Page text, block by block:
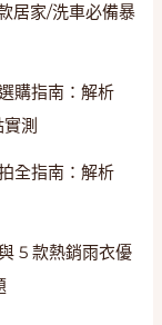
居家/洗車必備暴
購指南：解析
測
全指南：解析
5 款熱銷雨衣優